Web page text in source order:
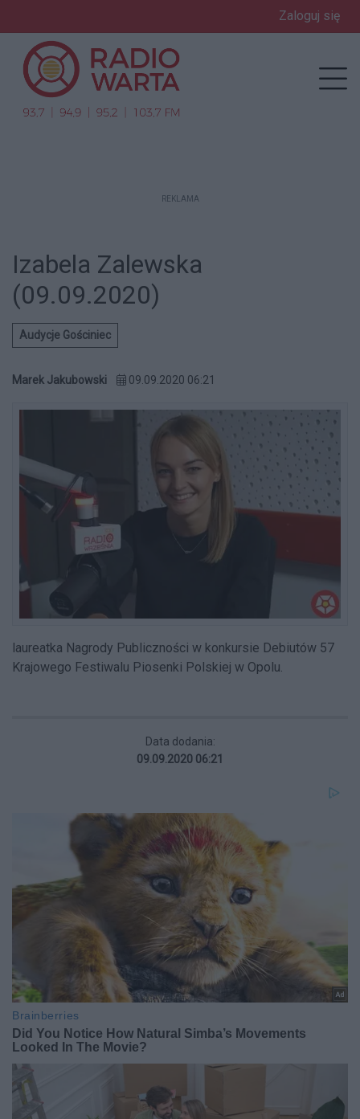
Zaloguj się
REKLAMA
Izabela Zalewska
(09.09.2020)
Audycje Gościniec
Marek Jakubowski 09.09.2020 06:21
laureatka Nagrody Publiczności w konkursie Debiutów 57
Krajowego Festiwalu Piosenki Polskiej w Opolu.
Data dodania:
09.09.2020 06:21